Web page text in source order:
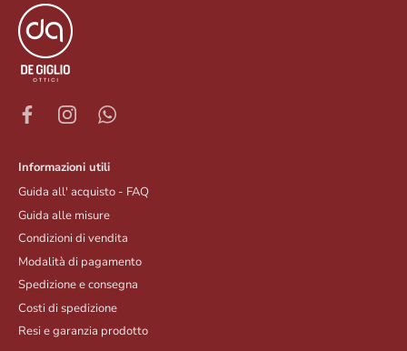
Informazioni utili
Guida all' acquisto - FAQ
Guida alle misure
Condizioni di vendita
Modalità di pagamento
Spedizione e consegna
Costi di spedizione
Resi e garanzia prodotto